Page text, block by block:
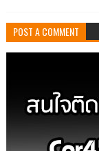
POST A COMMENT